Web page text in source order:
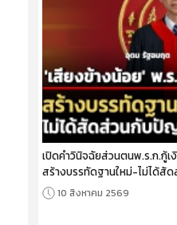
เปิดคำวินิจฉัยส่วนตนพ.ร.ก.กู้
สร้างบรรทัดฐานใหม่-ไม่ได้สั
10 สิงหาคม 2569